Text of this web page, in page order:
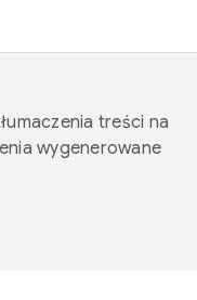
treści na
wygenerowane